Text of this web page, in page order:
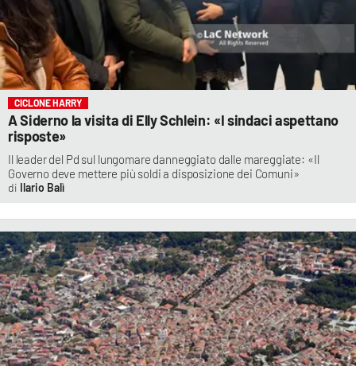
CICLONE HARRY
A Siderno la visita di Elly Schlein: «I sindaci aspettano
risposte»
Il leader del Pd sul lungomare danneggiato dalle mareggiate: «Il
Governo deve mettere più soldi a disposizione dei Comuni»
Ilario Balì